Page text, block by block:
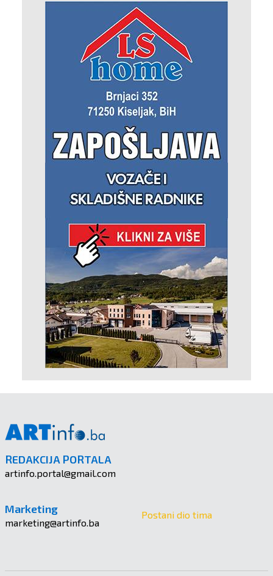
REDAKCIJA PORTALA
artinfo.portal@gmail.com
Marketing
marketing@artinfo.ba
Postani dio tima